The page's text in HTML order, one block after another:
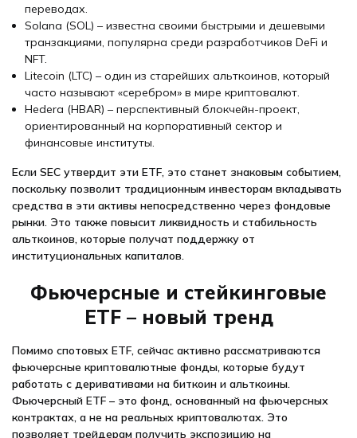
переводах.
Solana (SOL) – известна своими быстрыми и дешевыми
транзакциями, популярна среди разработчиков DeFi и
NFT.
Litecoin (LTC) – один из старейших альткоинов, который
часто называют «серебром» в мире криптовалют.
Hedera (HBAR) – перспективный блокчейн-проект,
ориентированный на корпоративный сектор и
финансовые институты.
Если SEC утвердит эти ETF, это станет знаковым событием,
поскольку позволит традиционным инвесторам вкладывать
средства в эти активы непосредственно через фондовые
рынки. Это также повысит ликвидность и стабильность
альткоинов, которые получат поддержку от
институциональных капиталов.
Фьючерсные и стейкинговые
ETF – новый тренд
Помимо спотовых ETF, сейчас активно рассматриваются
фьючерсные криптовалютные фонды, которые будут
работать с деривативами на биткоин и альткоины.
Фьючерсный ETF – это фонд, основанный на фьючерсных
контрактах, а не на реальных криптовалютах. Это
позволяет трейдерам получить экспозицию на